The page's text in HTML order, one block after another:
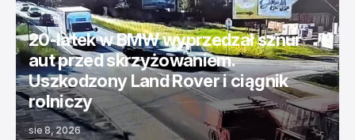
NA DRODZE
TOP NEWS
20-latek w BMW wyprzedzał sznur
aut przed skrzyżowaniem.
Uszkodzony Land Rover i ciągnik
rolniczy
sie 8, 2026